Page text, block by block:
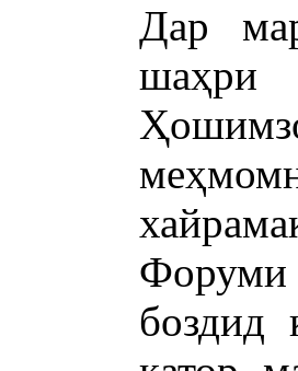
Дар
Форуми
боздид